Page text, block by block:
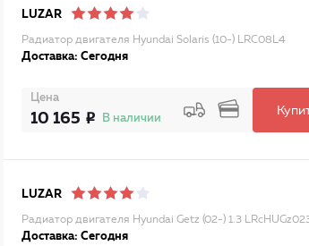
LUZAR
Радиатор двигателя Hyundai Solaris (10-) LRC08L4
Доставка: Сегодня
Цена
10 165 В наличии
LUZAR
Радиатор двигателя Hyundai Getz (02-) 1.3
Доставка: Сегодня